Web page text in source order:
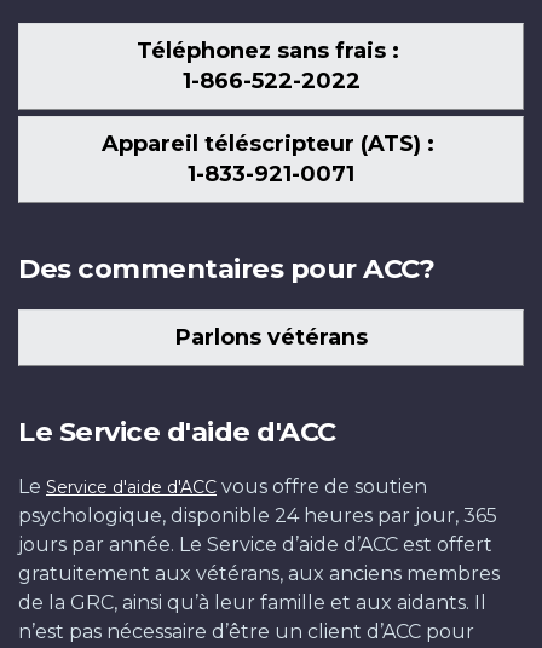
Téléphonez sans frais :
1-866-522-2022
Appareil téléscripteur (ATS) :
1-833-921-0071
Des commentaires pour ACC?
Parlons vétérans
Le Service d'aide d'ACC
Le Service d'aide d'ACC vous offre de soutien
psychologique, disponible 24 heures par jour, 365
jours par année. Le Service d’aide d’ACC est offert
gratuitement aux vétérans, aux anciens membres
de la GRC, ainsi qu’à leur famille et aux aidants. Il
n’est pas nécessaire d’être un client d’ACC pour